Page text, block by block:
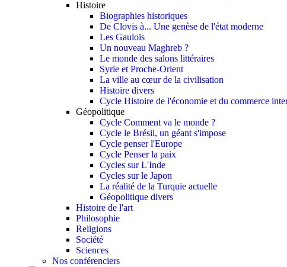
Histoire
Biographies historiques
De Clovis à... Une genèse de l'état moderne
Les Gaulois
Un nouveau Maghreb ?
Le monde des salons littéraires
Syrie et Proche-Orient
La ville au cœur de la civilisation
Histoire divers
Cycle Histoire de l'économie et du commerce
Géopolitique
Cycle Comment va le monde ?
Cycle le Brésil, un géant s'impose
Cycle penser l'Europe
Cycle Penser la paix
Cycles sur L'Inde
Cycles sur le Japon
La réalité de la Turquie actuelle
Géopolitique divers
Histoire de l'art
Philosophie
Religions
Société
Sciences
Nos conférenciers